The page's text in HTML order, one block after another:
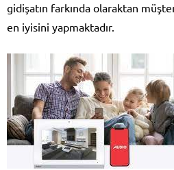
gidişatın farkında olaraktan
en iyisini yapmaktadır.